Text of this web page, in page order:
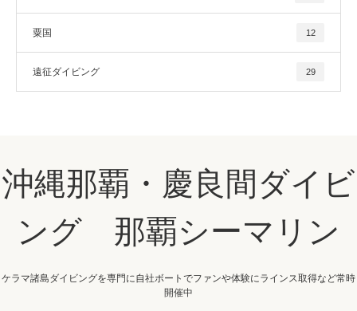
粟国 12
遠征ダイビング 29
沖縄那覇・慶良間ダイビ
ング 那覇シーマリン
ケラマ諸島ダイビングを専門に自社ボートでファンや体験にラインス取得など常時
開催中